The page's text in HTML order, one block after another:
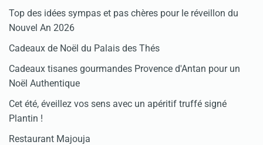
Top des idées sympas et pas chères pour le réveillon du
Nouvel An 2026
Cadeaux de Noël du Palais des Thés
Cadeaux tisanes gourmandes Provence d'Antan pour un
Noël Authentique
Cet été, éveillez vos sens avec un apéritif truffé signé
Plantin !
Restaurant Majouja